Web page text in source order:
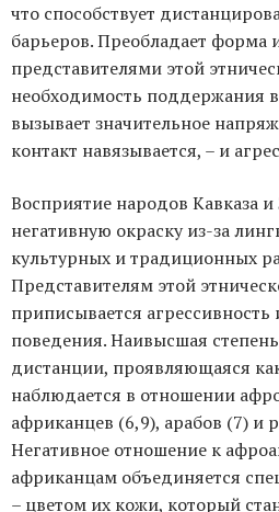
что способствует
барьеров. Преобладает форма
представителями этой
необходимость поддержания
вызывает значительное
контакт навязывается, – и
Восприятие народов Кавказа и
негативную окраску из-за
культурных и традиционных
Представителям этой
приписывается
поведения. Наивысшая
дистанции, проявляющаяся
наблюдается в отношении
африканцев (6,9), арабов (7) и
Негативное отношение к
африканцам объединяется
– цветом их кожи, который